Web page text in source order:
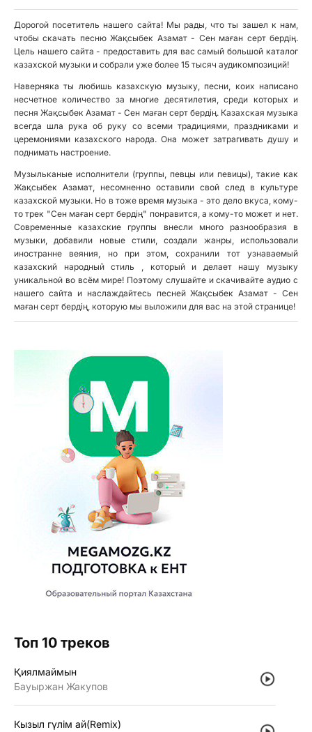
Дорогой посетитель нашего сайта! Мы рады, что ты зашел к нам,
чтобы скачать песню Жақсыбек Азамат - Сен маған серт бердің.
Цель нашего сайта - предоставить для вас самый большой каталог
казахской музыки и собрали уже более 15 тысяч аудикомпозиций!
Наверняка ты любишь казахскую музыку, песни, коих написано
несчетное количество за многие десятилетия, среди которых и
песня Жақсыбек Азамат - Сен маған серт бердің. Казахская музыка
всегда шла рука об руку со всеми традициями, праздниками и
церемониями казахского народа. Она может затрагивать душу и
поднимать настроение.
Музыльканые исполнители (группы, певцы или певицы), такие как
Жақсыбек Азамат, несомненно оставили свой след в культуре
казахской музыки. Но в тоже время музыка - это дело вкуса, кому-
то трек "Сен маған серт бердің" понравится, а кому-то может и нет.
Современные казахские группы внесли много разнообразия в
музыки, добавили новые стили, создали жанры, использовали
иностранне веяния, но при этом, сохранили тот узнаваемый
казахский народный стиль , который и делает нашу музыку
уникальной во всём мире! Поэтому слушайте и скачивайте аудио с
нашего сайта и наслаждайтесь песней Жақсыбек Азамат - Сен
маған серт бердің, которую мы выложили для вас на этой странице!
Топ 10 треков
Қиялмаймын
Бауыржан Жакупов
Кызыл гүлiм ай(Remix)